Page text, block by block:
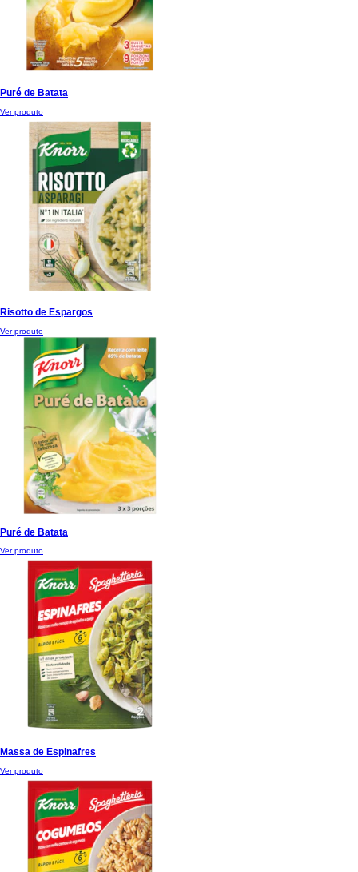
Puré de Batata
Ver produto
Risotto de Espargos
Ver produto
Puré de Batata
Ver produto
Massa de Espinafres
Ver produto